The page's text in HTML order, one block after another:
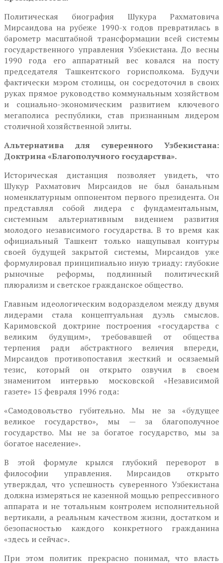
Политическая биография Шукура Рахматовича
Мирсаидова на рубеже 1990-х годов превратилась в
барометр масштабной трансформации всей системы
государственного управления Узбекистана. До весны
1990 года его аппаратный вес ковался на посту
председателя Ташкентского горисполкома. Будучи
фактически мэром столицы, он сосредоточил в своих
руках прямое руководство коммунальным хозяйством
и социально-экономическим развитием ключевого
мегаполиса республики, став признанным лидером
столичной хозяйственной элиты.
Альтернатива для суверенного Узбекистана:
Доктрина «Благополучного государства».
Историческая дистанция позволяет увидеть, что
Шукур Рахматович Мирсаидов не был банальным
номенклатурным оппонентом первого президента. Он
представлял собой лидера с фундаментальным,
системным альтернативным видением развития
молодого независимого государства. В то время как
официальный Ташкент только нащупывал контуры
своей будущей закрытой системы, Мирсаидов уже
формулировал принципиально иную триаду: глубокие
рыночные реформы, подлинный политический
плюрализм и светское гражданское общество.
Главным идеологическим водоразделом между двумя
лидерами стала концептуальная дуэль смыслов.
Каримовской доктрине построения «государства с
великим будущим», требовавшей от общества
терпения ради абстрактного величия впереди,
Мирсаидов противопоставил жесткий и осязаемый
тезис, который он открыто озвучил в своем
знаменитом интервью московской «Независимой
газете» 15 февраля 1996 года:
«Самодовольство губительно. Мы не за «будущее
великое государство», мы — за благополучное
государство. Мы не за богатое государство, мы за
богатое население».
В этой формуле крылся глубокий переворот в
философии управления. Мирсаидов открыто
утверждал, что успешность суверенного Узбекистана
должна измеряться не казенной мощью репрессивного
аппарата и не тотальным контролем исполнительной
вертикали, а реальным качеством жизни, достатком и
безопасностью каждого конкретного гражданина
«здесь и сейчас».
При этом политик прекрасно понимал, что власть